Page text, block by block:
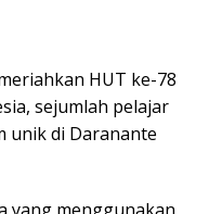
HUT ke-78
sejumlah pelajar
unik di Daranante